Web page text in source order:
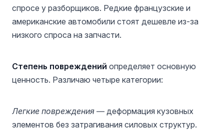
спросе у разборщиков. Редкие французские и
американские автомобили стоят дешевле из-за
низкого спроса на запчасти.
Степень повреждений определяет основную
ценность. Различаю четыре категории:
Легкие повреждения — деформация кузовных
элементов без затрагивания силовых структур.